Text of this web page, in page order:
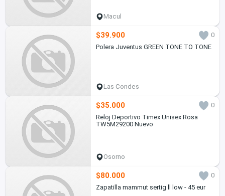
Macul
$39.900
0
Polera Juventus GREEN TONE TO TONE
Las Condes
$35.000
0
Reloj Deportivo Timex Unisex Rosa
TW5M29200 Nuevo
Osorno
$80.000
0
Zapatilla mammut sertig ll low - 45 eur